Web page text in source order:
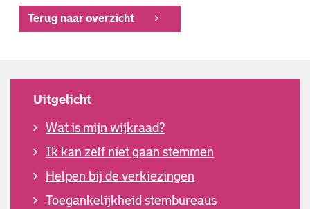
Terug naar overzicht
Uitgelicht
Wat is mijn wijkraad?
Ik kan zelf niet gaan stemmen
Helpen bij de verkiezingen
Toegankelijkheid stembureaus